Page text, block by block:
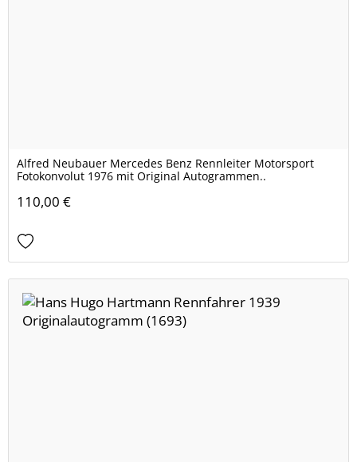
Alfred Neubauer Mercedes Benz Rennleiter Motorsport
Fotokonvolut 1976 mit Original Autogrammen..
110,00 €